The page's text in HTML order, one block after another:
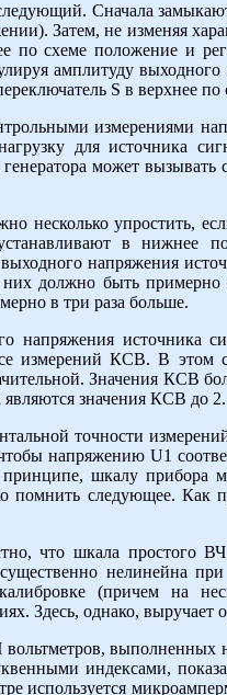
Сначала
Затем, не изменяя
по схеме положение и
амплитуду
S в верхнее
измерениями
для источника
может
несколько упростить,
в нижнее
напряжения
должно быть примерно
в три раза больше.
напряжения источника
измерений КСВ. В
Значения КСВ
являются значения КСВ до 2.
точности
напряжению U1
шкалу прибора
помнить следующее.
что шкала простого ВЧ
существенно нелинейна
(причем на
Здесь, однако, выручает
вольтметров,
индексами,
используется